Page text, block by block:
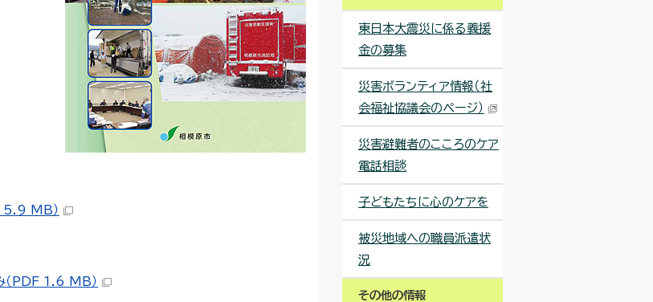
5.9 MB）
（PDF 1.6 MB）
東日本大震災に係る義援
金の募集
災害ボランティア情報（社
会福祉協議会のページ）
災害避難者のこころのケア
電話相談
子どもたちに心のケアを
被災地域への職員派遣状
況
その他の情報